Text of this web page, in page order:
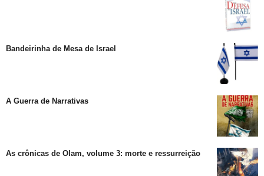
Bandeirinha de Mesa de Israel
A Guerra de Narrativas
As crônicas de Olam, volume 3: morte e ressurreição